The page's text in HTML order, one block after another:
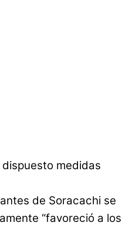
medidas
de Soracachi se
“favoreció a los